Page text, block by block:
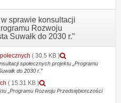
sprawie konsultacji
Rozwoju
Suwałk do 2030 r."
( 30.5 KB )
załącznika
społecznych
społecznych projektu „Programu
do 2030 r.”
( 15.31 KB )
załącznika
„Programu Rozwoju Przedsiębiorczości